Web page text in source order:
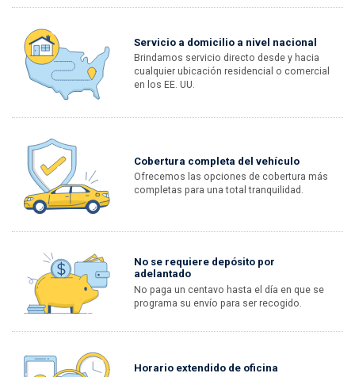
Servicio a domicilio a nivel nacional
Brindamos servicio directo desde y hacia
cualquier ubicación residencial o comercial
en los EE. UU.
Cobertura completa del vehículo
Ofrecemos las opciones de cobertura más
completas para una total tranquilidad.
No se requiere depósito por
adelantado
No paga un centavo hasta el día en que se
programa su envío para ser recogido.
Horario extendido de oficina